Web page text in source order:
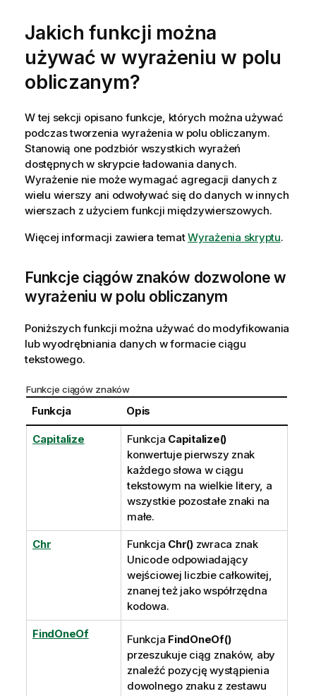
Jakich funkcji można
używać w wyrażeniu w polu
obliczanym?
W tej sekcji opisano funkcje, których można używać
podczas tworzenia wyrażenia w polu obliczanym.
Stanowią one podzbiór wszystkich wyrażeń
dostępnych w skrypcie ładowania danych.
Wyrażenie nie może wymagać agregacji danych z
wielu wierszy ani odwoływać się do danych w innych
wierszach z użyciem funkcji międzywierszowych.
Więcej informacji zawiera tematWyrażenia skryptu.
Funkcje ciągów znaków dozwolone w
wyrażeniu w polu obliczanym
Poniższych funkcji można używać do modyfikowania
lub wyodrębniania danych w formacie ciągu
tekstowego.
Funkcje ciągów znaków
Funkcja Opis
Capitalize Funkcja Capitalize()
konwertuje pierwszy znak
każdego słowa w ciągu
tekstowym na wielkie litery, a
wszystkie pozostałe znaki na
małe.
Chr Funkcja Chr()zwraca znak
Unicodeodpowiadający
wejściowej liczbie całkowitej,
znanej też jako współrzędna
kodowa.
FindOneOf Funkcja FindOneOf()
przeszukuje ciąg znaków, aby
znaleźć pozycję wystąpienia
dowolnego znaku z zestawu